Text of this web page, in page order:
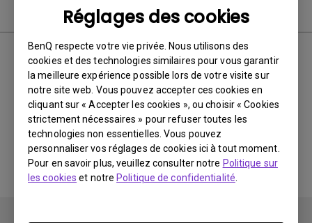
Réglages des cookies
BenQ respecte votre vie privée. Nous utilisons des
cookies et des technologies similaires pour vous garantir
la meilleure expérience possible lors de votre visite sur
notre site web. Vous pouvez accepter ces cookies en
cliquant sur « Accepter les cookies », ou choisir « Cookies
strictement nécessaires » pour refuser toutes les
technologies non essentielles. Vous pouvez
personnaliser vos réglages de cookies ici à tout moment.
Pour en savoir plus, veuillez consulter notre Politique sur
les cookies et notre Politique de confidentialité
FAQ vidéo
0 résultats
Dernières
nouveautés
Aucune vidéo associée